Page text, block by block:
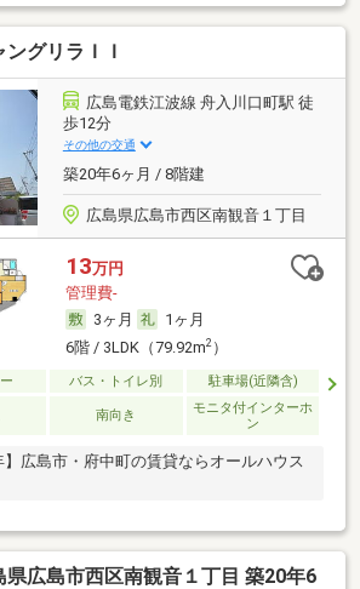
ングリラＩＩ
広島電鉄江波線 舟入川口町駅 徒
歩12分
その他の交通
築20年6ヶ月 / 8階建
広島県広島市西区南観音１丁目
13万円
管理費-
3ヶ月
1ヶ月
6階 / 3LDK（79.92m2）
バス・トイレ別 駐車場(近隣含)
南向き
モニタ付インターホ
ン
】広島市・府中町の賃貸ならオールハウス
県広島市西区南観音１丁目 築20年6